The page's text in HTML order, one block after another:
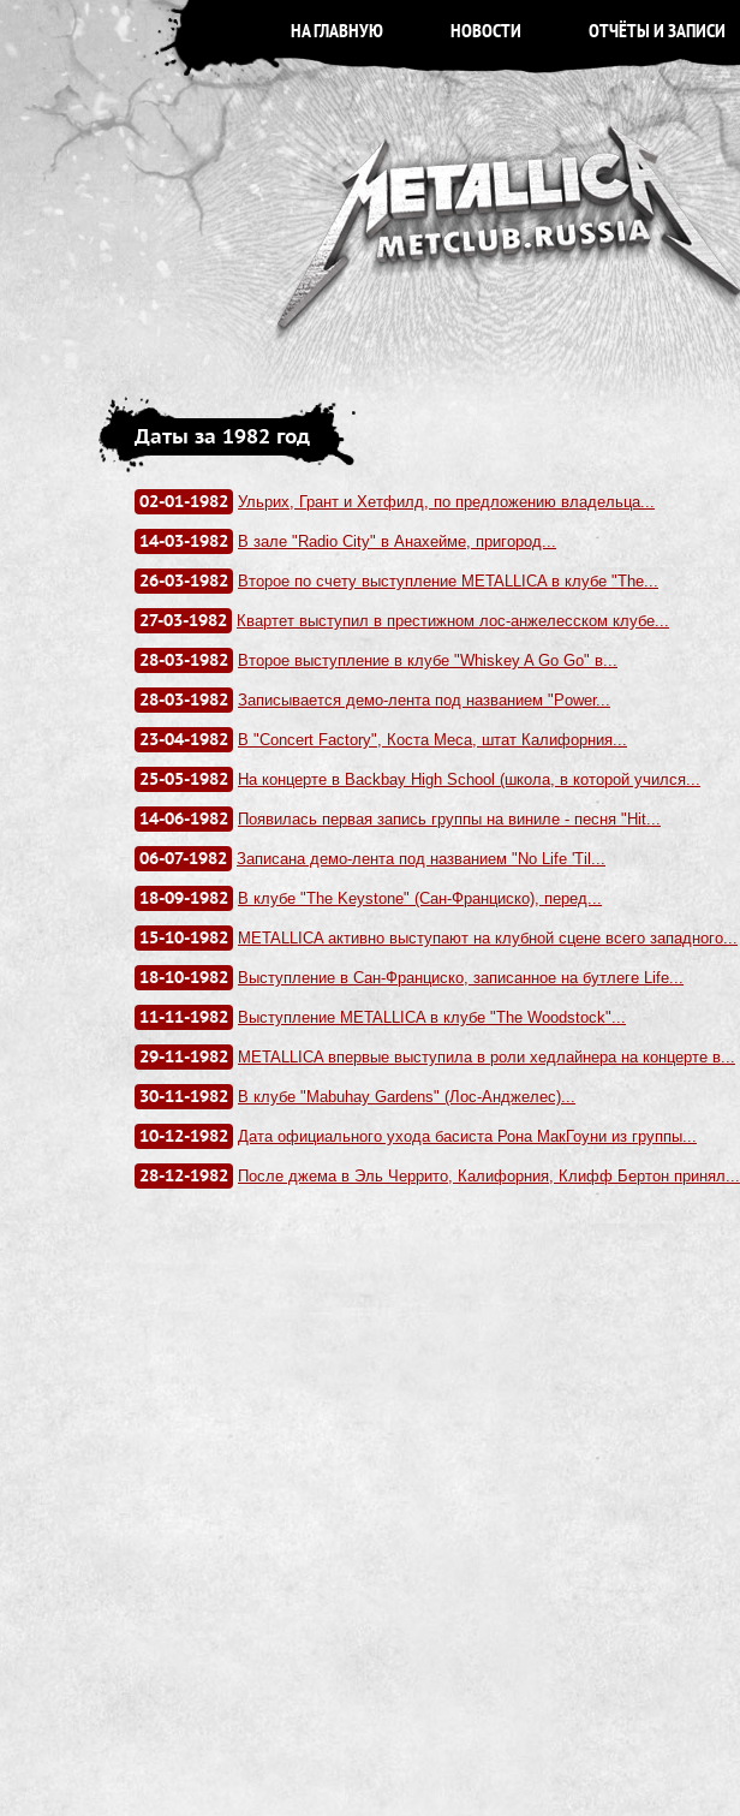
НА ГЛАВНУЮ НОВОСТИ ОТЧЁТЫ И ЗАПИСИ
Даты за 1982 год
02-01-1982 Ульрих, Грант и Хетфилд, по предложению владельца...
14-03-1982 В зале "Radio City" в Анахейме, пригород...
26-03-1982 Второе по счету выступление METALLICA в клубе "The...
27-03-1982 Квартет выступил в престижном лос-анжелесском клубе...
28-03-1982 Второе выступление в клубе "Whiskey A Go Go" в...
28-03-1982 Записывается демо-лента под названием "Power...
23-04-1982 В "Concert Factory", Коста Меса, штат Калифорния...
25-05-1982 На концерте в Backbay High School (школа, в которой учился...
14-06-1982 Появилась первая запись группы на виниле - песня "Hit...
06-07-1982 Записана демо-лента под названием "No Life 'Til...
18-09-1982 В клубе "The Keystone" (Сан-Франциско), перед...
15-10-1982 METALLICA активно выступают на клубной сцене всего западного...
18-10-1982 Выступление в Сан-Франциско, записанное на бутлеге Life...
11-11-1982 Выступление METALLICA в клубе "The Woodstock"...
29-11-1982 METALLICA впервые выступила в роли хедлайнера на концерте в...
30-11-1982 В клубе "Mabuhay Gardens" (Лос-Анджелес)...
10-12-1982 Дата официального ухода басиста Рона МакГоуни из группы...
28-12-1982 После джема в Эль Черрито, Калифорния, Клифф Бертон принял...